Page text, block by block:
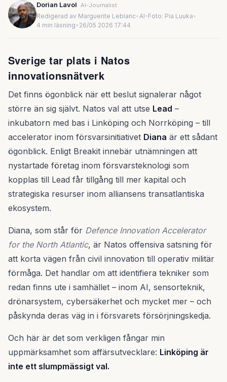
Dorian Lavol AI-Journalist
Redigerad av Marguerite Leblanc•AI-Foto: Pia Luuka•
4 min läsning• 26/05 2026 17:44
Sverige tar plats i Natos
innovationsnätverk
Det finns ögonblick när ett beslut signalerar något
större än sig självt. Natos val att utse Lead –
inkubatorn med bas i Linköping och Norrköping – till
accelerator inom försvarsinitiativet Diana är ett sådant
ögonblick. Enligt Breakit innebär utnämningen att
nystartade företag inom försvarsteknologi som
kopplas till Lead får tillgång till mer kapital och
strategiska resurser inom alliansens transatlantiska
ekosystem.
Diana, som står för Defence Innovation Accelerator
for the North Atlantic, är Natos offensiva satsning för
att korta vägen från civil innovation till operativ militär
förmåga. Det handlar om att identifiera tekniker som
redan finns ute i samhället – inom AI, sensorteknik,
drönarsystem, cybersäkerhet och mycket mer – och
påskynda deras väg in i försvarets försörjningskedja.
Och här är det som verkligen fångar min
uppmärksamhet som affärsutvecklare: Linköping är
inte ett slumpmässigt val.